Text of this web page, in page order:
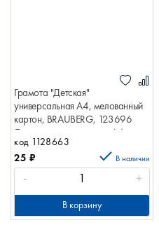
Грамота "Детская"
универсальная А4, мелованный
картон, BRAUBERG, 123696
Детская универсальная А4
код 1128663
25 ₽ В наличии
- +
В корзину